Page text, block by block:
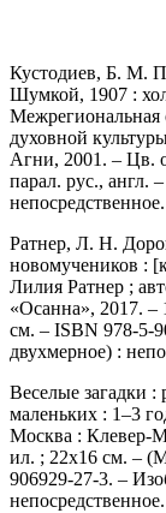
Кустодиев, Б. М.
Шумкой, 1907 :
Межрегиональная
духовной
Агни, 2001. – Цв.
парал. рус., англ.
непосредственное.
Ратнер, Л. Н.
новомучеников :
Лилия Ратнер ;
«Осанна», 2017. –
см. – ISBN 978-5-
двухмерное) :
Веселые загадки
маленьких : 1–3
Москва : Клевер-
ил. ; 22х16 см. –
906929-27-3. –
непосредственное.